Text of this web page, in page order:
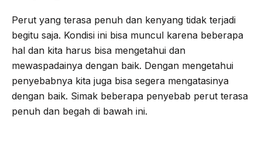
Perut yang terasa penuh dan kenyang tidak terjadi
begitu saja. Kondisi ini bisa muncul karena beberapa
hal dan kita harus bisa mengetahui dan
mewaspadainya dengan baik. Dengan mengetahui
penyebabnya kita juga bisa segera mengatasinya
dengan baik. Simak beberapa penyebab perut terasa
penuh dan begah di bawah ini.